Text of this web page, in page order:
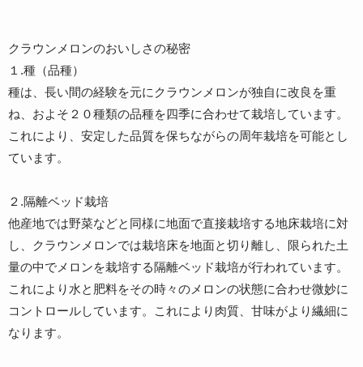
クラウンメロンのおいしさの秘密
１.種（品種）
種は、長い間の経験を元にクラウンメロンが独自に改良を重
ね、およそ２０種類の品種を四季に合わせて栽培しています。
これにより、安定した品質を保ちながらの周年栽培を可能とし
ています。
２.隔離ベッド栽培
他産地では野菜などと同様に地面で直接栽培する地床栽培に対
し、クラウンメロンでは栽培床を地面と切り離し、限られた土
量の中でメロンを栽培する隔離ベッド栽培が行われています。
これにより水と肥料をその時々のメロンの状態に合わせ微妙に
コントロールしています。これにより肉質、甘味がより繊細に
なります。